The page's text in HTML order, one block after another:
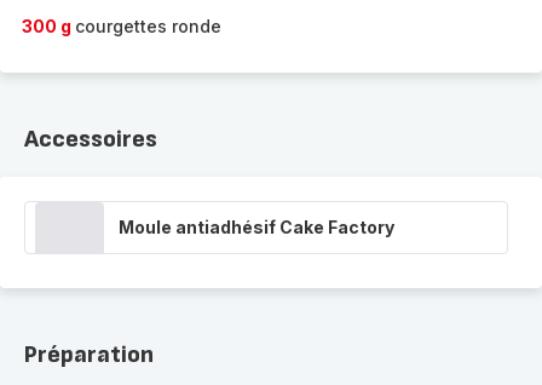
300 g courgettes ronde
Accessoires
Moule antiadhésif Cake Factory
Préparation